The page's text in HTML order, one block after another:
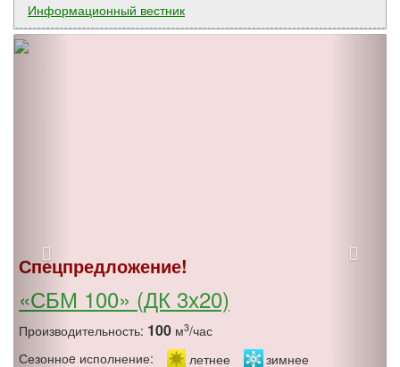
Информационный вестник
Спецпредложение!
«СБМ 100» (ДК 3х20)
Производительность: 100 м3/час
Сезонноe исполнение:
летнее зимнее